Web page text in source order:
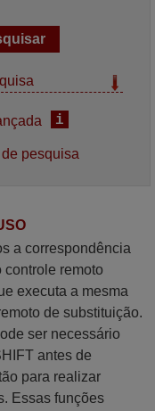
i
pesquisa
a correspondência
controle remoto
executa a mesma
de substituição.
ser necessário
antes de
para realizar
Essas funções